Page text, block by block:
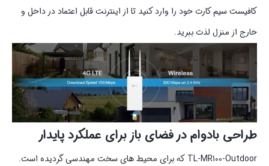
کافیست سیم‌ کارت خود را وارد کنید تا از اینترنت قابل اعتماد در داخل و
خارج از منزل لذت ببرید.
طراحی بادوام در فضای باز برای عملکرد پایدار
TL-MR100-Outdoor که برای محیط‌ های سخت مهندسی گردیده است.